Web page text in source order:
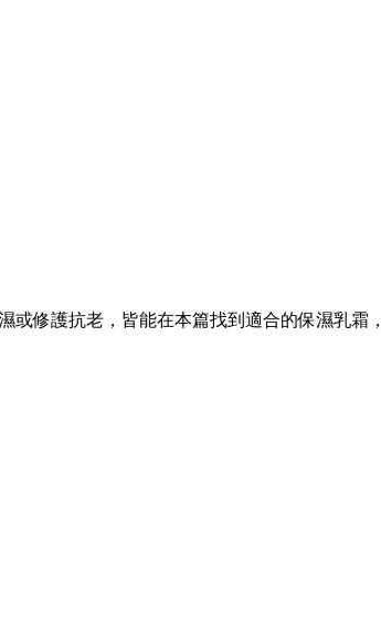
或修護抗老，皆能在本篇找到適合的保濕乳霜